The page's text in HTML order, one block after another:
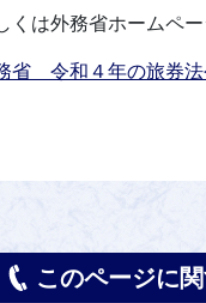
くは外務省ホームペー
省 令和４年の旅券法
このページに